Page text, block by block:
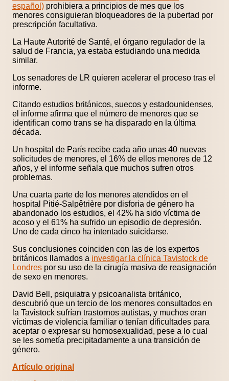
español) prohibiera a principios de mes que los
menores consiguieran bloqueadores de la pubertad por
prescripción facultativa.
La Haute Autorité de Santé, el órgano regulador de la
salud de Francia, ya estaba estudiando una medida
similar.
Los senadores de LR quieren acelerar el proceso tras el
informe.
Citando estudios británicos, suecos y estadounidenses,
el informe afirma que el número de menores que se
identifican como trans se ha disparado en la última
década.
Un hospital de París recibe cada año unas 40 nuevas
solicitudes de menores, el 16% de ellos menores de 12
años, y el informe señala que muchos sufren otros
problemas.
Una cuarta parte de los menores atendidos en el
hospital Pitié-Salpêtrière por disforia de género ha
abandonado los estudios, el 42% ha sido víctima de
acoso y el 61% ha sufrido un episodio de depresión.
Uno de cada cinco ha intentado suicidarse.
Sus conclusiones coinciden con las de los expertos
británicos llamados a investigar la clínica Tavistock de
Londres por su uso de la cirugía masiva de reasignación
de sexo en menores.
David Bell, psiquiatra y psicoanalista británico,
descubrió que un tercio de los menores consultados en
la Tavistock sufrían trastornos autistas, y muchos eran
víctimas de violencia familiar o tenían dificultades para
aceptar o expresar su homosexualidad, pese a lo cual
se les sometía precipitadamente a una transición de
género.
Artículo original